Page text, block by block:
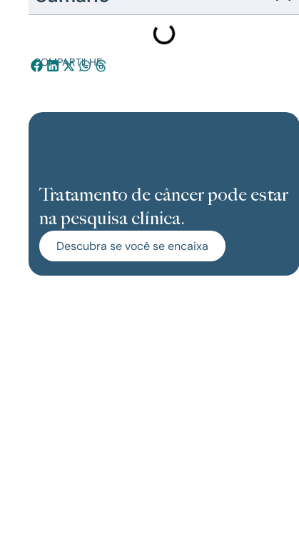
COMPARTILHE:
Tratamento de câncer pode estar
na pesquisa clínica.
Descubra se você se encaixa